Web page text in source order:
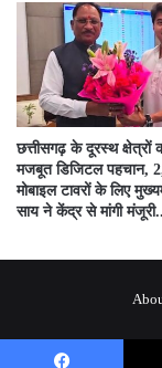
छत्तीसगढ़ के दूरस्थ क्षेत्रों
मजबूत डिजिटल पहचान,
मोबाइल टावरों के लिए
साय ने केंद्र से मांगी मंजूरी..